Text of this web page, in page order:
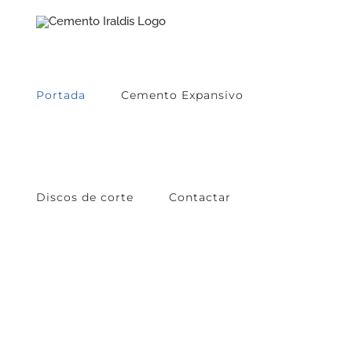
Portada Cemento Expansivo
Discos de corte Contactar